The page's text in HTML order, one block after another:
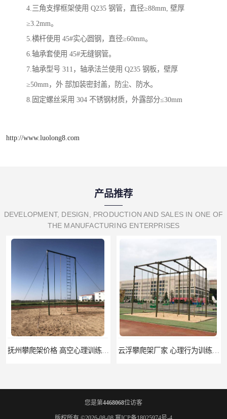
4.三角支撑框架使用 Q235 钢管，直径≥88mm, 壁厚
≥3.2mm。
5.横杆使用 45#实心圆钢，直径≥60mm。
6.轴承套使用 45#无缝钢管。
7.轴承型号 311，轴承法兰使用 Q235 钢板，壁厚
≥50mm，外 部加装密封盖，防尘、防水。
8.固定螺丝采用 304 不锈钢材质，外露部分≤30mm
http://www.luolong8.com
产品推荐
DEVELOPMENT, DESIGN, PRODUCTION AND SALES IN ONE OF
THE MANUFACTURING ENTERPRISES
您是第4468068位访客